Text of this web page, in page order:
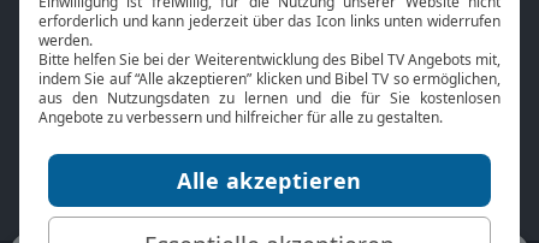
Bibel TV
Über uns
Jobs
Mediadaten
Service
Kontakt
TV-Empfang